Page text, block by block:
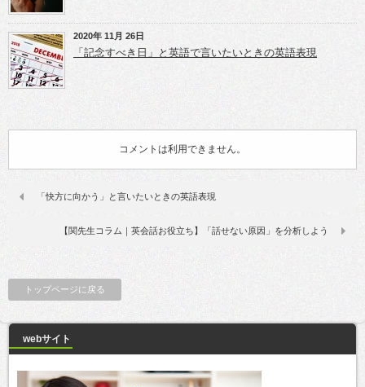
2020年 11月 26日
「記念すべき日」と英語で言いたいときの英語表現
コメントは利用できません。
「快方に向かう」と言いたいときの英語表現
【関先生コラム｜英会話お役立ち】「話せない原因」を分析しよう
トップページに戻る
webサイト